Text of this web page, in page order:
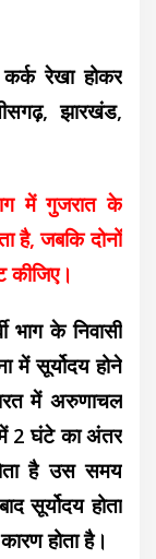
रेखा होकर
झारखंड,
में गुजरात के
है, जबकि दोनों
कीजिए।
के निवासी
में सूर्योदय होने
में अरुणाचल
2 घंटे का अंतर
है उस समय
सूर्योदय होता
होता है।